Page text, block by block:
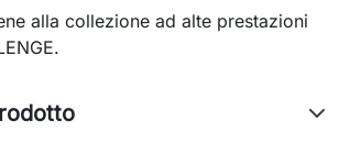
alla collezione ad alte prestazioni